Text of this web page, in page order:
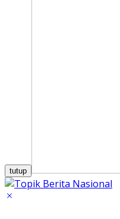
tutup